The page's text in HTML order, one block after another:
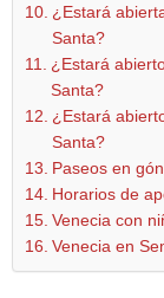
¿Estará
Santa?
¿Estará
Santa?
¿Estará
Santa?
Paseos en
Horarios de
Venecia con
Venecia en